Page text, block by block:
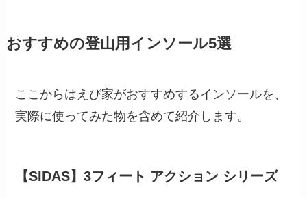
おすすめの登山用インソール5選
ここからはえび家がおすすめするインソールを、
実際に使ってみた物を含めて紹介します。
【SIDAS】3フィート アクション シリーズ